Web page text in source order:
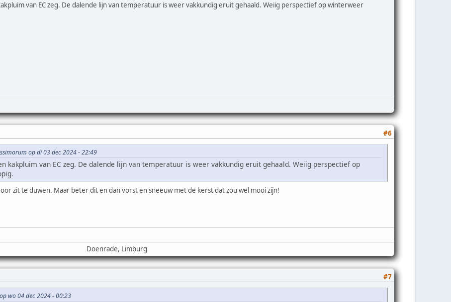
van EC zeg. De dalende lijn van temperatuur is weer vakkundig eruit gehaald. Weiig perspectief op winterweer
#6
op di 03 dec 2024 - 22:49
kakpluim van EC zeg. De dalende lijn van temperatuur is weer vakkundig eruit gehaald. Weiig perspectief op
zit te duwen. Maar beter dit en dan vorst en sneeuw met de kerst dat zou wel mooi zijn!
Doenrade, Limburg
#7
wo 04 dec 2024 - 00:23